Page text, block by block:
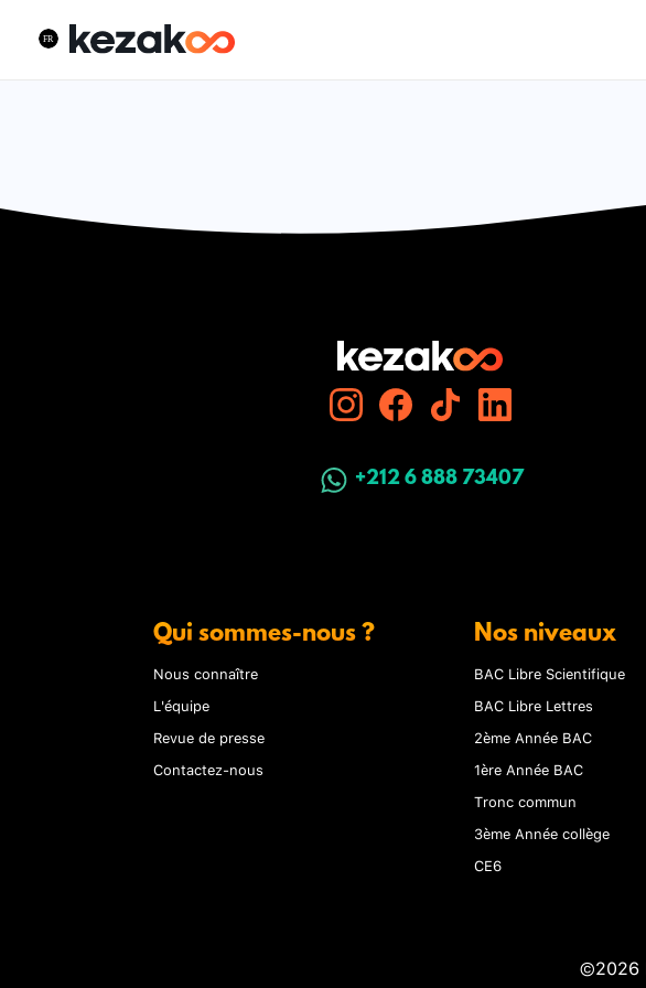
+212 6 888 73407
Qui sommes-nous ?
Nous connaître
L'équipe
Revue de presse
Contactez-nous
Nos niveaux
BAC Libre Scientifique
BAC Libre Lettres
2ème Année BAC
1ère Année BAC
Tronc commun
3ème Année collège
CE6
©2026